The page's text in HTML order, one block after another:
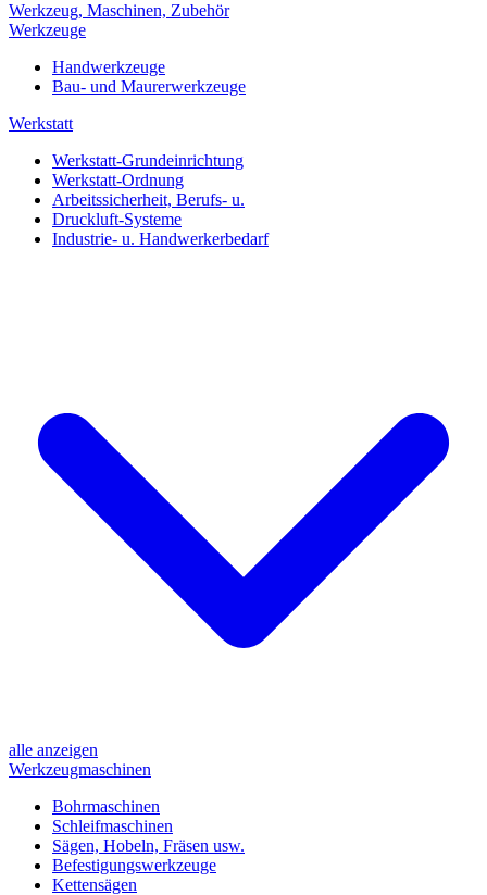
Werkzeug, Maschinen, Zubehör
Werkzeuge
Handwerkzeuge
Bau- und Maurerwerkzeuge
Werkstatt
Werkstatt-Grundeinrichtung
Werkstatt-Ordnung
Arbeitssicherheit, Berufs- u.
Druckluft-Systeme
Industrie- u. Handwerkerbedarf
alle anzeigen
Werkzeugmaschinen
Bohrmaschinen
Schleifmaschinen
Sägen, Hobeln, Fräsen usw.
Befestigungswerkzeuge
Kettensägen